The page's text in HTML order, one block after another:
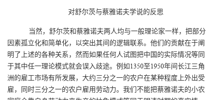
对舒尔茨与蔡雅诺夫学说的反思
当然，舒尔茨和蔡雅诺夫两人均与一般理论家一样，把部分
因素孤立化和简单化，以突出其间的逻辑联系。他们的贡献在于阐
明了上述的各种关系，然而如果任何人试图把中国的实际情况等同
于其中任一理论模式就会误入歧途。例如1350至1950年间长江三角
洲的雇工市场有所发展，大约三分之一的农户在某种程度上外出受
雇，同时三分之一的农户雇用劳动力。我们不能把蔡雅诺夫的小农